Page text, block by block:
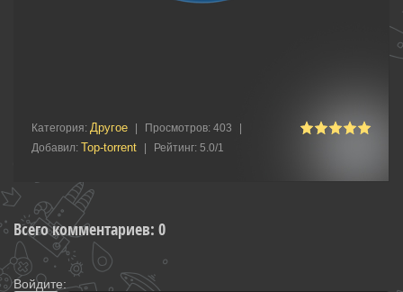
Категория: Другое Просмотров: 403
Добавил: Top-torrent Рейтинг: 5.0/1
Всего комментариев: 0
Войдите: